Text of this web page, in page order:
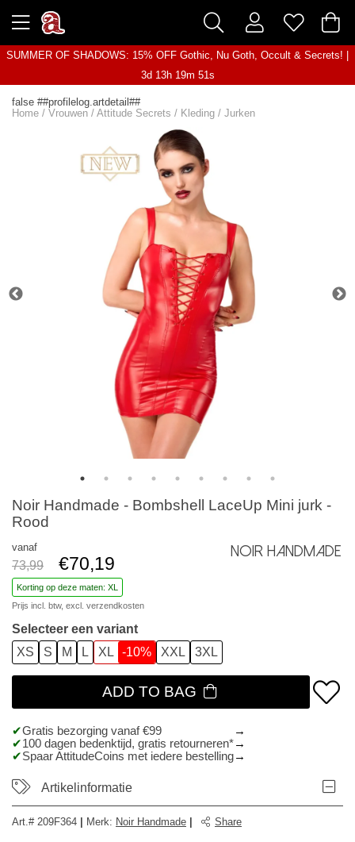
SUMMER OF SHADOWS: 15% OFF Gothic, Nu Goth, Occult & Secrets! |
3d 13h 19m 51s
false ##profilelog.artdetail##
Home / Vrouwen / Attitude Secrets / Kleding / Jurken
Noir Handmade - Bombshell LaceUp Mini jurk -
Rood
vanaf
73,99 €70,19
Korting op deze maten: XL
Prijs incl. btw, excl. verzendkosten
Noir Handmade
Selecteer een variant
XS
S M L XL -10% XXL 3XL
ADD TO BAG
Gratis bezorging vanaf €99
100 dagen bedenktijd, gratis retourneren*
Spaar AttitudeCoins met iedere bestelling
Artikelinformatie
Art.# 209F364 Merk: Noir Handmade Share